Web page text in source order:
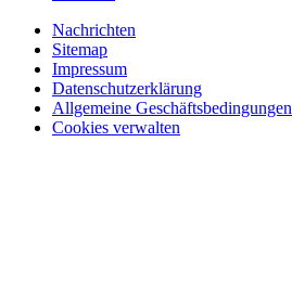
Nachrichten
Sitemap
Impressum
Datenschutzerklärung
Allgemeine Geschäftsbedingungen
Cookies verwalten